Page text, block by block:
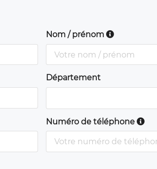
Nom / prénom
Département
Numéro de téléphone